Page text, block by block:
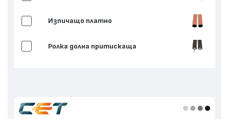
Изпичащо платно
Ролка долна притискаща